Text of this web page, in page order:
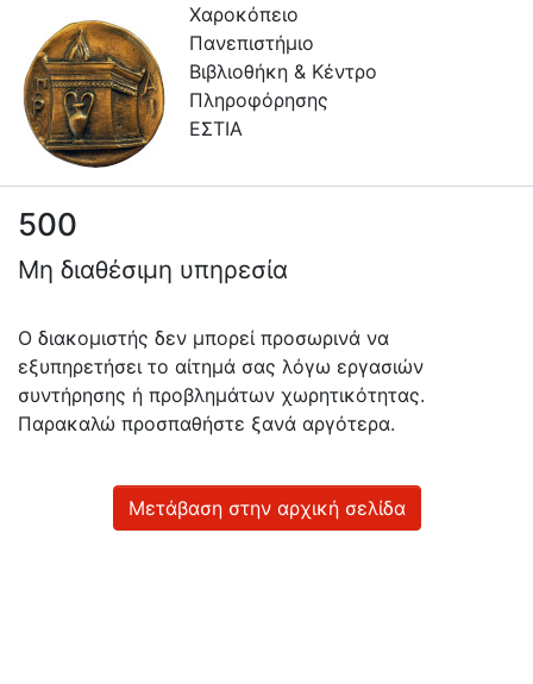
Χαροκόπειο
Πανεπιστήμιο
Βιβλιοθήκη & Κέντρο
Πληροφόρησης
ΕΣΤΙΑ
Πληροφορίες
Επικοινωνία
Υπηρεσίες
Αυτοαπόθεσης
Ανοιχτά
Δεδομένα
500
Μη διαθέσιμη υπηρεσία
Ο διακομιστής δεν μπορεί προσωρινά να
εξυπηρετήσει το αίτημά σας λόγω εργασιών
συντήρησης ή προβλημάτων χωρητικότητας.
Παρακαλώ προσπαθήστε ξανά αργότερα.
Μετάβαση στην αρχική σελίδα